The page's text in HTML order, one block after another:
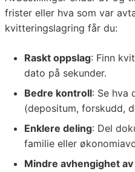
frister eller hva som var
kvitteringslagring får du:
Raskt oppslag: Finn
dato på sekunder.
Bedre kontroll: Se hva
(depositum, forskudd,
Enklere deling: Del
familie eller
Mindre avhengighet